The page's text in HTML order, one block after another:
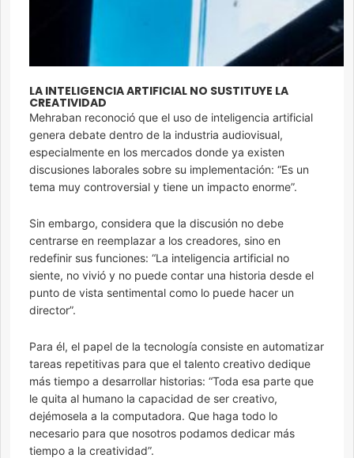
LA INTELIGENCIA ARTIFICIAL NO SUSTITUYE LA
CREATIVIDAD
Mehraban reconoció que el uso de inteligencia artificial
genera debate dentro de la industria audiovisual,
especialmente en los mercados donde ya existen
discusiones laborales sobre su implementación: “Es un
tema muy controversial y tiene un impacto enorme”.
Sin embargo, considera que la discusión no debe
centrarse en reemplazar a los creadores, sino en
redefinir sus funciones: “La inteligencia artificial no
siente, no vivió y no puede contar una historia desde el
punto de vista sentimental como lo puede hacer un
director”.
Para él, el papel de la tecnología consiste en automatizar
tareas repetitivas para que el talento creativo dedique
más tiempo a desarrollar historias: “Toda esa parte que
le quita al humano la capacidad de ser creativo,
dejémosela a la computadora. Que haga todo lo
necesario para que nosotros podamos dedicar más
tiempo a la creatividad”.